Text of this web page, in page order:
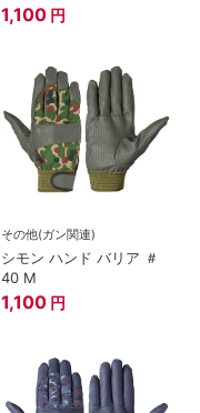
1,100 円
その他(ガン関連)
シモン ハンド バリア ＃
40 M
1,100 円